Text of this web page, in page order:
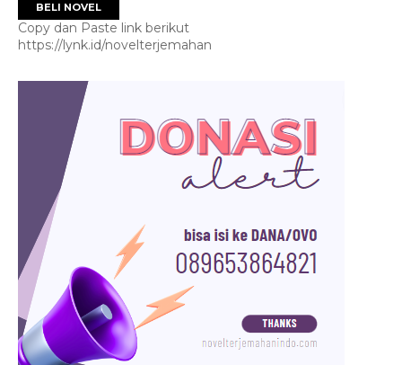
BELI NOVEL
Copy dan Paste link berikut
https://lynk.id/novelterjemahan